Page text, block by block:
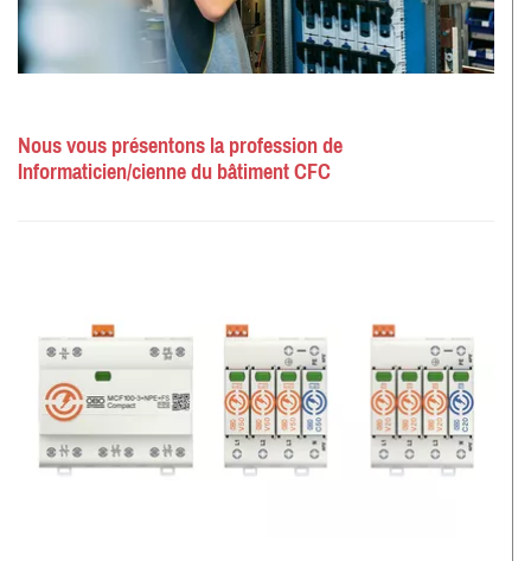
Nous vous présentons la profession de
Informaticien/cienne du bâtiment CFC